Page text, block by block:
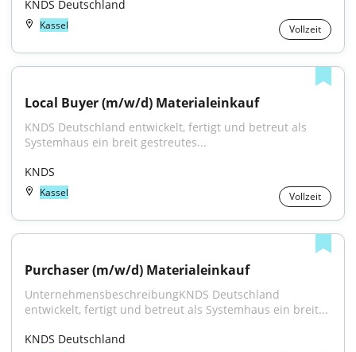
KNDS Deutschland
Kassel Vollzeit
Local Buyer (m/w/d) Materialeinkauf
KNDS Deutschland entwickelt, fertigt und betreut als
Systemhaus ein breit gestreutes...
KNDS
Kassel Vollzeit
Purchaser (m/w/d) Materialeinkauf
UnternehmensbeschreibungKNDS Deutschland
entwickelt, fertigt und betreut als Systemhaus ein breit...
KNDS Deutschland